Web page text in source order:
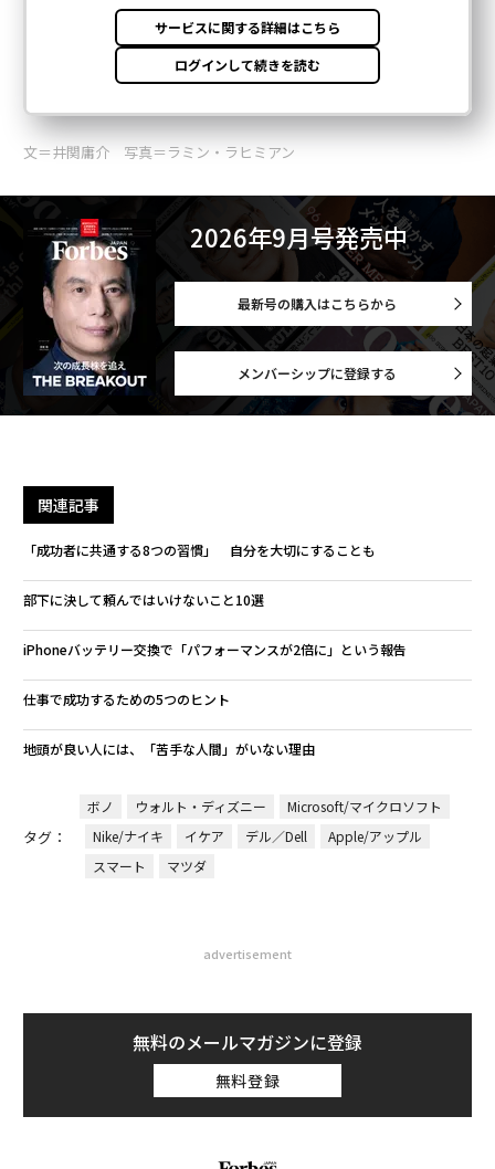
文＝井関庸介 写真＝ラミン・ラヒミアン
2026年9月号発売中
最新号の購入はこちらから
メンバーシップに登録する
関連記事
「成功者に共通する8つの習慣」 自分を大切にすることも
部下に決して頼んではいけないこと10選
iPhoneバッテリー交換で「パフォーマンスが2倍に」という報告
仕事で成功するための5つのヒント
地頭が良い人には、「苦手な人間」がいない理由
タグ：
ボノ ウォルト・ディズニー
Microsoft/マイクロソフト
Nike/ナイキ
イケア デル／Dell
Apple/アップル
スマート
マツダ
advertisement
無料のメールマガジンに登録
無料登録